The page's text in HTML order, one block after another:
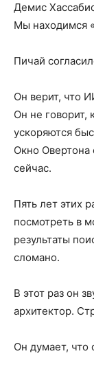
Демис
Мы находимся
Пичай
Он верит, что
Он не говорит,
ускоряются
Окно
сейчас.
Пять лет этих
посмотреть в
результаты
сломано.
В этот раз он
архитектор.
Он думает, что